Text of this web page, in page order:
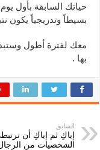
حياتك السابقة بأول
بسيطاً وتدريجياً يكون
معك لفترة أطول
بها .
السابق
إياكِ ثم إياكِ أن
الشخصيات من